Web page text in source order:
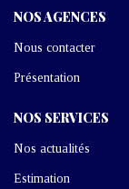
NOS AGENCES
Nous contacter
Présentation
NOS SERVICES
Nos actualités
Estimation